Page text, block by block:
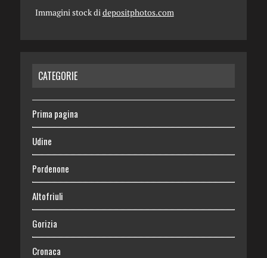
Immagini stock di depositphotos.com
CATEGORIE
Prima pagina
Udine
Pordenone
Altofriuli
Gorizia
Cronaca